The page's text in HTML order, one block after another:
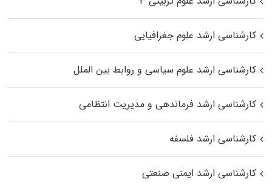
کارشناسی ارشد علوم جغرافیایی
کارشناسی ارشد علوم سیاسی و روابط بین الملل
کارشناسی ارشد فرماندهی و مدیریت انتظامی
کارشناسی ارشد فلسفه
کارشناسی ارشد ایمنی صنعتی